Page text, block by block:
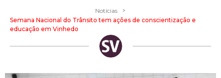
Notícias >
Semana Nacional do Trânsito tem ações de conscientização e
educação em Vinhedo